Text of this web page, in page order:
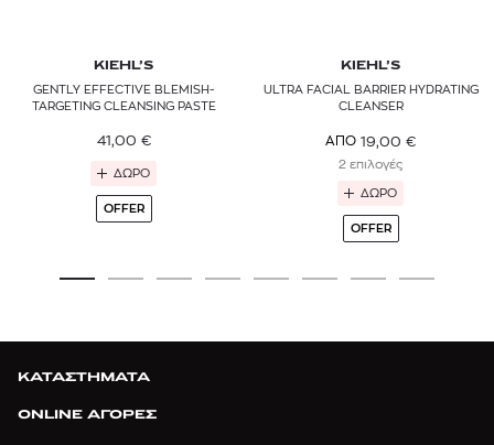
KIEHL’S
GENTLY EFFECTIVE BLEMISH-
TARGETING CLEANSING PASTE
41,00 €
ΔΩΡΟ
OFFER
KIEHL’S
ULTRA FACIAL BARRIER HYDRATING
CLEANSER
ΑΠΟ 19,00 €
2 επιλογές
ΔΩΡΟ
OFFER
ΚΑΤΑΣΤΗΜΑΤΑ
ONLINE ΑΓΟΡΕΣ